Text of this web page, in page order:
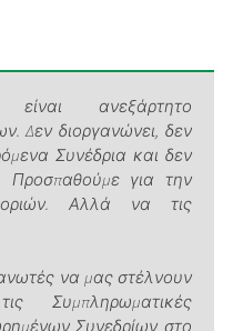
ανεξάρτητο
Δεν διοργανώνει, δεν
Συνέδρια και δεν
Προσπαθούμε για την
Αλλά να τις
να μας στέλνουν
Συμπληρωματικές
Συνεδρίων στο